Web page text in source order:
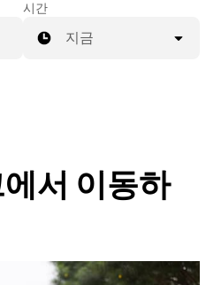
시간
지금
서 이동하